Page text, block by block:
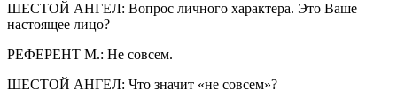
ШЕСТОЙ АНГЕЛ: Вопрос личного характера. Это Ваше
настоящее лицо?
РЕФЕРЕНТ М.: Не совсем.
ШЕСТОЙ АНГЕЛ: Что значит «не совсем»?